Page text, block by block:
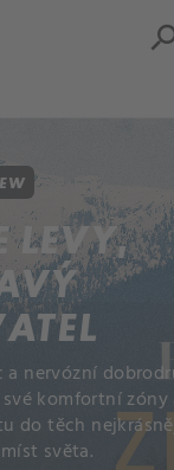
LEVY,
a nervózní
komfortní zóny
do těch
světa.